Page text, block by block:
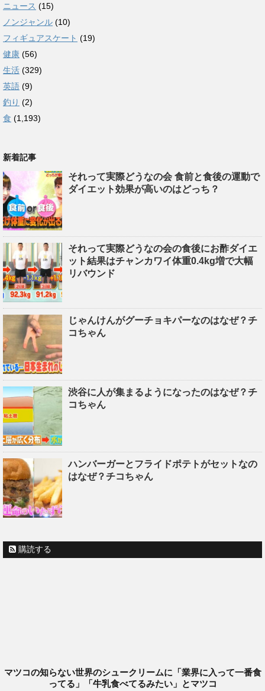
ニュース (15)
ノンジャンル (10)
フィギュアスケート (19)
健康 (56)
生活 (329)
英語 (9)
釣り (2)
食 (1,193)
新着記事
それって実際どうなの会 食前と食後の運動で
ダイエット効果が高いのはどっち？
それって実際どうなの会の食後にお酢ダイエ
ット結果はチャンカワイ体重0.4kg増で大幅
リバウンド
じゃんけんがグーチョキパーなのはなぜ？チ
コちゃん
渋谷に人が集まるようになったのはなぜ？チ
コちゃん
ハンバーガーとフライドポテトがセットなの
はなぜ？チコちゃん
購読する
マツコの知らない世界のシュークリームに「業界に入って一番食
ってる」「牛乳食べてるみたい」とマツコ